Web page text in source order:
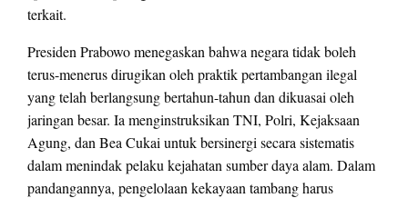
terkait.
Presiden Prabowo menegaskan bahwa negara tidak boleh
terus-menerus dirugikan oleh praktik pertambangan ilegal
yang telah berlangsung bertahun-tahun dan dikuasai oleh
jaringan besar. Ia menginstruksikan TNI, Polri, Kejaksaan
Agung, dan Bea Cukai untuk bersinergi secara sistematis
dalam menindak pelaku kejahatan sumber daya alam. Dalam
pandangannya, pengelolaan kekayaan tambang harus